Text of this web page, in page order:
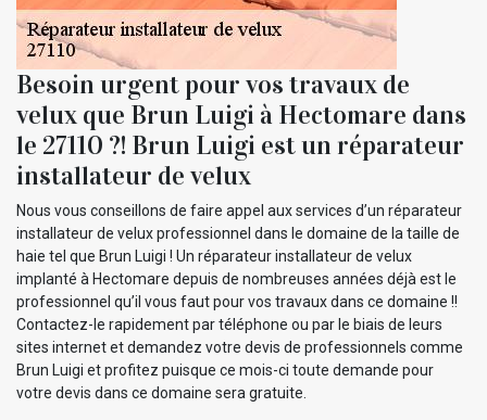
Besoin urgent pour vos travaux de
velux que Brun Luigi à Hectomare dans
le 27110 ?! Brun Luigi est un réparateur
installateur de velux
Nous vous conseillons de faire appel aux services d’un réparateur
installateur de velux professionnel dans le domaine de la taille de
haie tel que Brun Luigi ! Un réparateur installateur de velux
implanté à Hectomare depuis de nombreuses années déjà est le
professionnel qu’il vous faut pour vos travaux dans ce domaine !!
Contactez-le rapidement par téléphone ou par le biais de leurs
sites internet et demandez votre devis de professionnels comme
Brun Luigi et profitez puisque ce mois-ci toute demande pour
votre devis dans ce domaine sera gratuite.